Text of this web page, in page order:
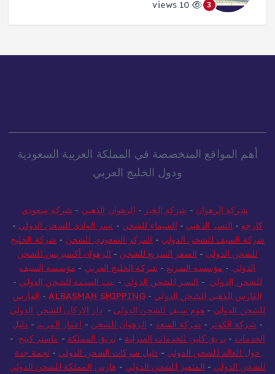
3
أهم المواقع المتخصصة في المملكة العربية السعودية
ودول الخليج العربي
شركة الرهوان - شركة الخير - الرهوان الذهبي - شركة سعودي
كارجو - النسر الذهبي - الشيماء للشحن - نسر الوادي للشحن الدولي -
شركة السيف للشحن الدولي - المركز السعودي للشحن - شركة الخليج
للشحن الدولي - الصقر السريع للشحن - الرهوان أكسبريس للشحن
الدولي - مؤسسة السريع - شركة الخليج العربي - مؤسسة السيف
للشحن الدولي - النسر للشحن الدولي - بيت البسمة للشحن الدولي -
الفارس الذهبي للشحن الدولي -
ALBASMAH SHIPPING
- الفارس
للشحن الدولي - هوم سيف للشحن الدولي -دار الاركان للشحن الدولي
- شركة الكوثر - شركة السعد - الرهوان للشحن - اعمار المريم - دليل
الخدمات - بريق كلين للخدمات المنزلية - بريق المملكة - ماستر كينج -
حول العالم للشحن الدولي - دليل شركات الشحن الدولي - نجمة جدة
للشحن الدولي - المتميز للشحن الدولي - فارس المملكة للشحن الدولي